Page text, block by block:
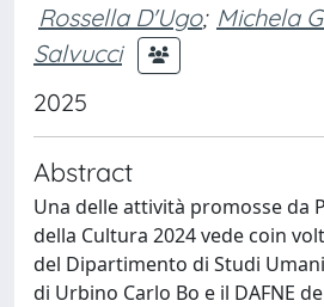
Rossella D'Ugo; Michela
Salvucci
2025
Abstract
Una delle attività promosse da
della Cultura 2024 vede coin
del Dipartimento di Studi
di Urbino Carlo Bo e il DAFNE